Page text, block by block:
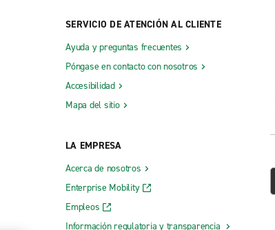
SERVICIO DE ATENCIÓN AL CLIENTE
Ayuda y preguntas frecuentes
Póngase en contacto con nosotros
Accesibilidad
Mapa del sitio
LA EMPRESA
Acerca de nosotros
Enterprise Mobility
Empleos
Información regulatoria y transparencia